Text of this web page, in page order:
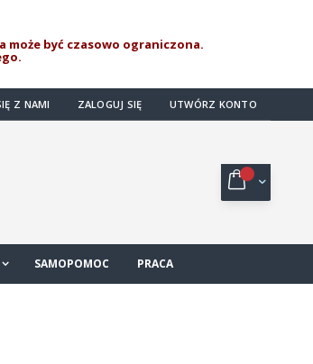
być czasowo ograniczona.
Z NAMI ZALOGUJ SIĘ UTWÓRZ KONTO
Mój koszyk
SAMOPOMOC PRACA